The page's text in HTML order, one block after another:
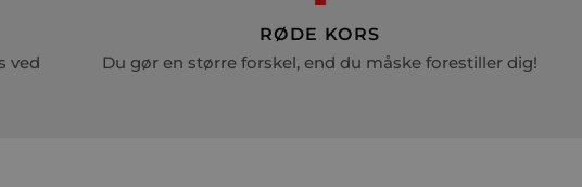
ved
RØDE KORS
Du gør en større forskel, end du måske forestiller dig!